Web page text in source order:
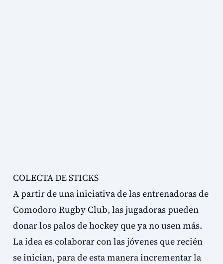
COLECTA DE STICKS
A partir de una iniciativa de las entrenadoras de
Comodoro Rugby Club, las jugadoras pueden
donar los palos de hockey que ya no usen más.
La idea es colaborar con las jóvenes que recién
se inician, para de esta manera incrementar la